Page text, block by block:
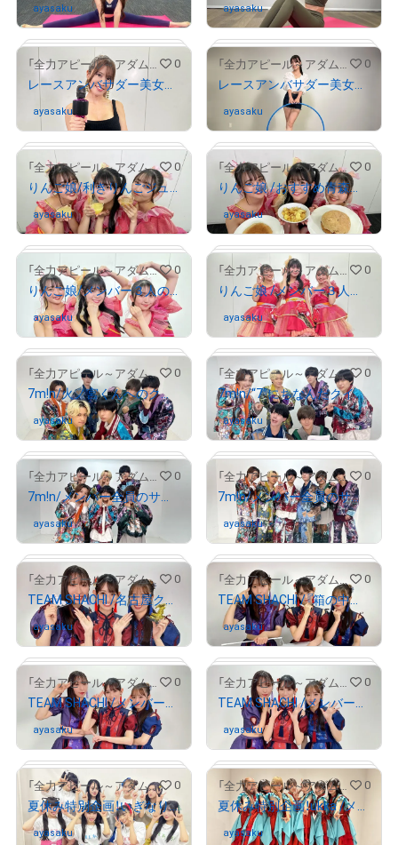
# 21/50
# 1687/2000
ayasaku さんが保有中 ayasakuさんが保有中
「全力アピール～アダムシアター～」NFTストア 0
レースアンバサダー美女を厳選紹介！/夏実晴香
ayasakuさんが保有中
# 969/2000
「全力アピール～アダムシアター～」NFTストア 0
レースアンバサダー美女を厳選紹介！/倉町はんな
ayasaku さんが保有中
# 306/2000
「全力アピール～アダムシアター～」NFTストア 0
りんご娘/利きりんごジュースに挑戦したメンバー３人のサイン入り写真
ayasakuさんが保有中
「全力アピール～アダムシアター～」NFTストア 0
りんご娘 /おすすめ青森ソウルフードを紹介したメンバー３人のサイン入り写真
ayasakuさんが保有中
「全力アピール～アダムシアター～」NFTストア 0
りんご娘/メンバー３人のサイン入り写真②
ayasakuさんが保有中
「全力アピール～アダムシアター～」NFTストア 0
りんご娘 /メンバー３人のサイン入り写真①
ayasakuさんが保有中
# 483/2000
「全力アピール～アダムシアター～」NFTストア 0
7m!n/火ノ宮くんへのクレーム勃発？！メンバー全員のサイン入り写真
ayasakuさんが保有中
「全力アピール～アダムシアター～」NFTストア 0
7m!n/“7”にちなんだクイズに挑戦！メンバー全員のサイン入り写真
ayasaku さんが保有中
「全力アピール～アダムシアター～」NFTストア 0
7m!n/メンバー全員のサイン入り写真②
ayasakuさんが保有中
「全力アピール～アダムシアター～」NFTストア 0
7m!n/メンバー全員のサイン入り写真①
ayasakuさんが保有中
「全力アピール～アダムシアター～」NFTストア 0
TEAM SHACHI /名古屋クイズに挑戦したメンバー３人のサイン入り写真
ayasakuさんが保有中
「全力アピール～アダムシアター～」NFTストア 0
TEAM SHACHI /『箱の中身はなんだろな』ゲームに挑戦したメンバー3人のサイン入り写真
ayasakuさんが保有中
「全力アピール～アダムシアター～」NFTストア 0
TEAM SHACHI /メンバー3人のサイン入り写真②
ayasakuさんが保有中
「全力アピール～アダムシアター～」NFTストア 0
TEAM SHACHI /メンバー3人のサイン入り写真①
ayasakuさんが保有中
「全力アピール～アダムシアター～」NFTストア 0
夏休み特別企画！いぎなり東北産/メンバー全員のサイン入り写真
ayasakuさんが保有中
「全力アピール～アダムシアター～」NFTストア 0
夏休み特別企画！ukka /メンバー全員のサイン入り写真
ayasaku さんが保有中